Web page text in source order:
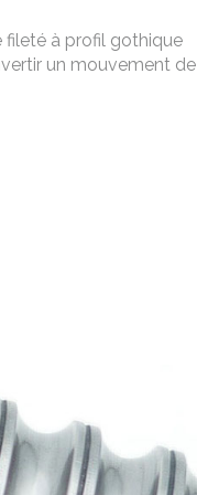
fileté à profil gothique
un mouvement de